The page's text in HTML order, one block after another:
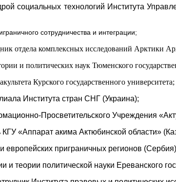
социальных технологий Института
сотрудничества и интеграции;
отдела комплексных исследований Арктики
и политических наук Тюменского
Курского государственного университета;
Института стран СНГ (Украина);
Просветительского Учреждения
КГУ «Аппарат акима Актюбинской области»
приграничных регионов
и теории политической науки Ереванского